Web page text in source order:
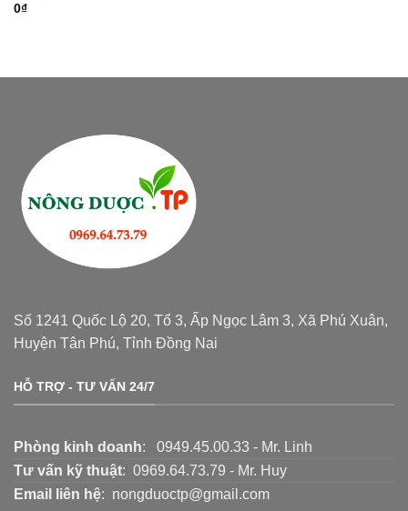
0₫
Số 1241 Quốc Lộ 20, Tổ 3, Ấp Ngọc Lâm 3, Xã Phú Xuân,
Huyện Tân Phú, Tỉnh Đồng Nai
HỖ TRỢ - TƯ VẤN 24/7
Phòng kinh doanh: 0949.45.00.33 - Mr. Linh
Tư vấn kỹ thuật: 0969.64.73.79 - Mr. Huy
Email liên hệ: nongduoctp@gmail.com